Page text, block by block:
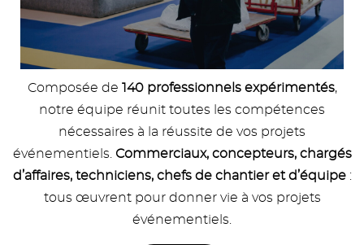
Composée de 140 professionnels expérimentés,
notre équipe réunit toutes les compétences
nécessaires à la réussite de vos projets
événementiels. Commerciaux, concepteurs, chargés
d’affaires, techniciens, chefs de chantier et d’équipe:
tous œuvrent pour donner vie à vos projets
événementiels.